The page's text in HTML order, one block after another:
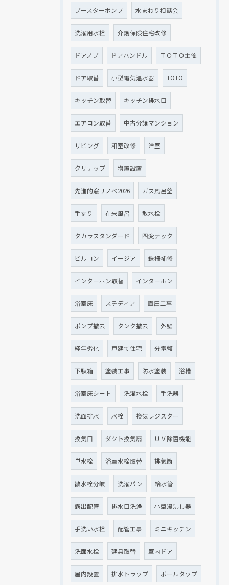
ブースターポンプ 水まわり相談会
洗濯用水栓 介護保険住宅改修
ドアノブ ドアハンドル ＴＯＴＯ主催
ドア取替 小型電気温水器 TOTO
キッチン取替 キッチン排水口
エアコン取替 中古分譲マンション
リビング 和室改修 洋室
クリナップ 物置設置
先進的窓リノベ2026 ガス風呂釜
手すり 在来風呂 散水栓
タカラスタンダード 四変テック
ビルコン イージア 鉄柵補修
インターホン取替 インターホン
浴室床 ステディア 直圧工事
ポンプ撤去 タンク撤去 外壁
経年劣化 戸建て住宅 分電盤
下駄箱 塗装工事 防水塗装 浴槽
浴室床シート 洗濯水栓 手洗器
洗面排水 水栓 換気レジスター
換気口 ダクト換気扇 ＵＶ除菌機能
単水栓 浴室水栓取替 排気筒
散水栓分岐 洗濯パン 給水管
露出配管 排水口洗浄 小型湯沸し器
手洗い水栓 配管工事 ミニキッチン
洗面水栓 建具取替 室内ドア
屋内設置 排水トラップ ボールタップ